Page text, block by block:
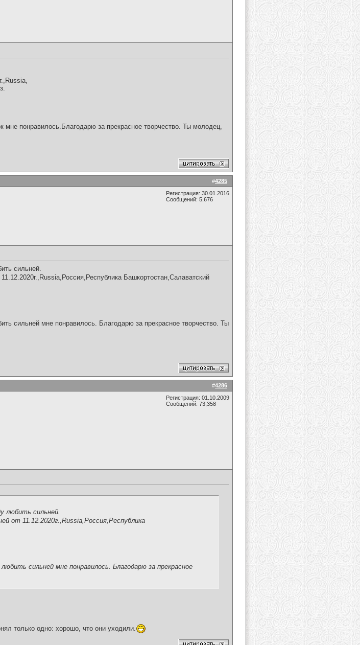
мне понравилось.Благодарю за прекрасное творчество. Ты молодец,
#4285
Регистрация: 30.01.2016
Сообщений: 5,676
сильней.
Башкортостан,Салаватский
сильней мне понравилось. Благодарю за прекрасное творчество. Ты
#4286
Регистрация: 01.10.2009
Сообщений: 73,358
любить сильней.
от 11.12.2020г.,Russia,Россия,Республика
сильней мне понравилось. Благодарю за прекрасное
только одно: хорошо, что они уходили.